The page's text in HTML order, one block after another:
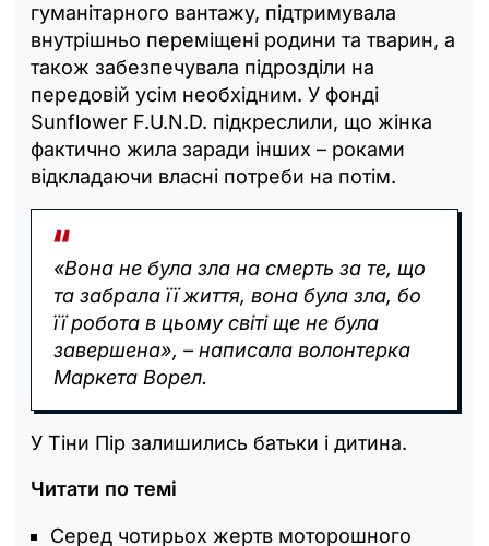
гуманітарного вантажу, підтримувала
внутрішньо переміщені родини та тварин, а
також забезпечувала підрозділи на
передовій усім необхідним. У фонді
Sunflower F.U.N.D. підкреслили, що жінка
фактично жила заради інших – роками
відкладаючи власні потреби на потім.
«Вона не була зла на смерть за те, що
та забрала її життя, вона була зла, бо
її робота в цьому світі ще не була
завершена», – написала волонтерка
Маркета Ворел.
У Тіни Пір залишились батьки і дитина.
Читати по темі
Серед чотирьох жертв моторошного